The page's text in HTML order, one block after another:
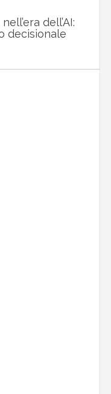
dell’AI:
decisionale